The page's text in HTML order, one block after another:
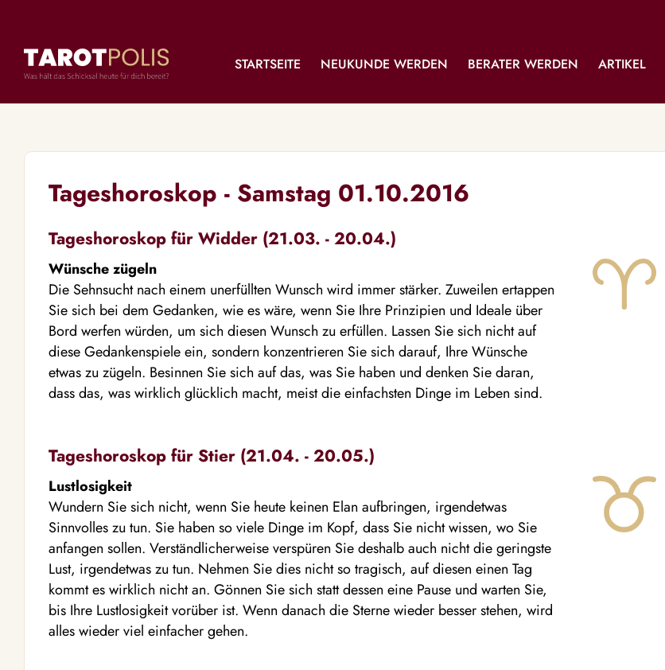
STARTSEITE NEUKUNDE WERDEN BERATER WERDEN ARTIKEL
Tageshoroskop - Samstag 01.10.2016
Tageshoroskop für Widder (21.03. - 20.04.)
Wünsche zügeln
Die Sehnsucht nach einem unerfüllten Wunsch wird immer stärker. Zuweilen ertappen
Sie sich bei dem Gedanken, wie es wäre, wenn Sie Ihre Prinzipien und Ideale über
Bord werfen würden, um sich diesen Wunsch zu erfüllen. Lassen Sie sich nicht auf
diese Gedankenspiele ein, sondern konzentrieren Sie sich darauf, Ihre Wünsche
etwas zu zügeln. Besinnen Sie sich auf das, was Sie haben und denken Sie daran,
dass das, was wirklich glücklich macht, meist die einfachsten Dinge im Leben sind.
Tageshoroskop für Stier (21.04. - 20.05.)
Lustlosigkeit
Wundern Sie sich nicht, wenn Sie heute keinen Elan aufbringen, irgendetwas
Sinnvolles zu tun. Sie haben so viele Dinge im Kopf, dass Sie nicht wissen, wo Sie
anfangen sollen. Verständlicherweise verspüren Sie deshalb auch nicht die geringste
Lust, irgendetwas zu tun. Nehmen Sie dies nicht so tragisch, auf diesen einen Tag
kommt es wirklich nicht an. Gönnen Sie sich statt dessen eine Pause und warten Sie,
bis Ihre Lustlosigkeit vorüber ist. Wenn danach die Sterne wieder besser stehen, wird
alles wieder viel einfacher gehen.